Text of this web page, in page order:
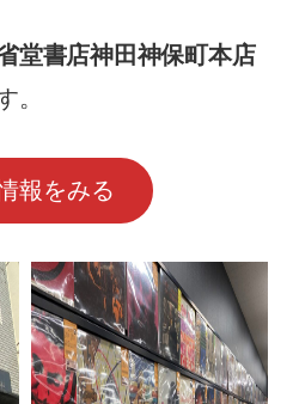
堂書店神田神保町本店
。
報をみる